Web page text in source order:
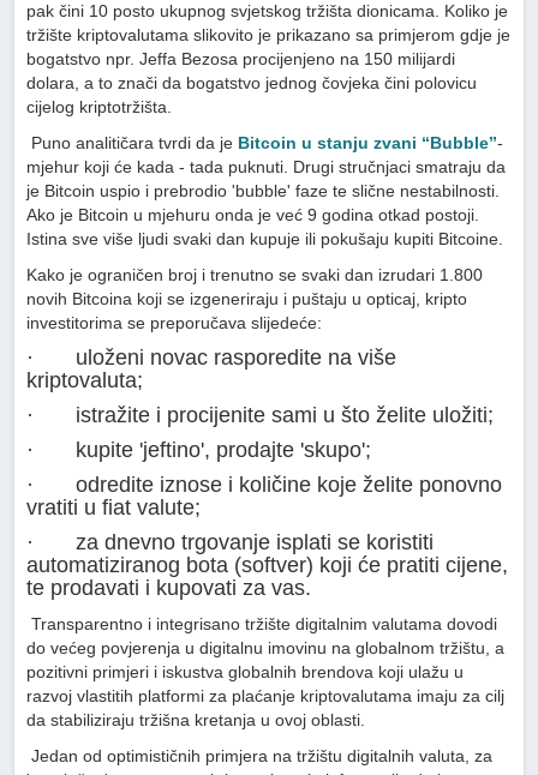
pak čini 10 posto ukupnog svjetskog tržišta dionicama. Koliko je
tržište kriptovalutama slikovito je prikazano sa primjerom gdje je
bogatstvo npr. Jeffa Bezosa procijenjeno na 150 milijardi
dolara, a to znači da bogatstvo jednog čovjeka čini polovicu
cijelog kriptotržišta.
Puno analitičara tvrdi da je Bitcoin u stanju zvani “Bubble”-
mjehur koji će kada - tada puknuti. Drugi stručnjaci smatraju da
je Bitcoin uspio i prebrodio 'bubble' faze te slične nestabilnosti.
Ako je Bitcoin u mjehuru onda je već 9 godina otkad postoji.
Istina sve više ljudi svaki dan kupuje ili pokušaju kupiti Bitcoine.
Kako je ograničen broj i trenutno se svaki dan izrudari 1.800
novih Bitcoina koji se izgeneriraju i puštaju u opticaj, kripto
investitorima se preporučava slijedeće:
· uloženi novac rasporedite na više
kriptovaluta;
· istražite i procijenite sami u što želite uložiti;
· kupite 'jeftino', prodajte 'skupo';
· odredite iznose i količine koje želite ponovno
vratiti u fiat valute;
· za dnevno trgovanje isplati se koristiti
automatiziranog bota (softver) koji će pratiti cijene,
te prodavati i kupovati za vas.
Transparentno i integrisano tržište digitalnim valutama dovodi
do većeg povjerenja u digitalnu imovinu na globalnom tržištu, a
pozitivni primjeri i iskustva globalnih brendova koji ulažu u
razvoj vlastitih platformi za plaćanje kriptovalutama imaju za cilj
da stabiliziraju tržišna kretanja u ovoj oblasti.
Jedan od optimističnih primjera na tržištu digitalnih valuta, za